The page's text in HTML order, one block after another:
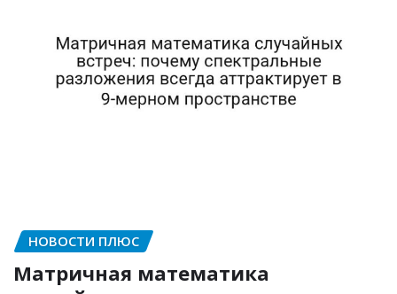
НОВОСТИ ПЛЮС
Матричная математика